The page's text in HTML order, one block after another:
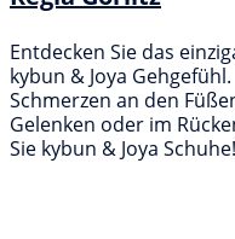
Entdecken Sie das
kybun & Joya Gehgefühl.
Schmerzen an den
Gelenken oder im
Sie kybun & Joya